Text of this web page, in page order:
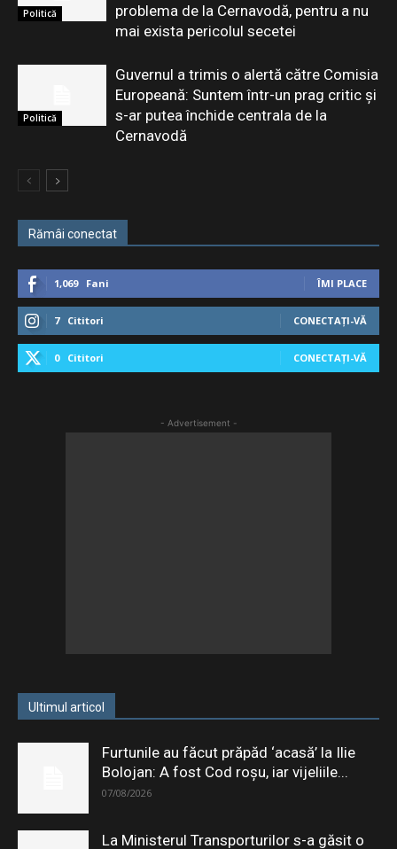
Politică
problema de la Cernavodă, pentru a nu
mai exista pericolul secetei
Politică
Guvernul a trimis o alertă către Comisia
Europeană: Suntem într-un prag critic și
s-ar putea închide centrala de la
Cernavodă
Rămâi conectat
1,069 Fani ÎMI PLACE
7 Cititori CONECTAȚI-VĂ
0 Cititori CONECTAȚI-VĂ
- Advertisement -
Ultimul articol
Furtunile au făcut prăpăd ‘acasă’ la Ilie
Bolojan: A fost Cod roșu, iar vijeliile...
07/08/2026
La Ministerul Transporturilor s-a găsit o